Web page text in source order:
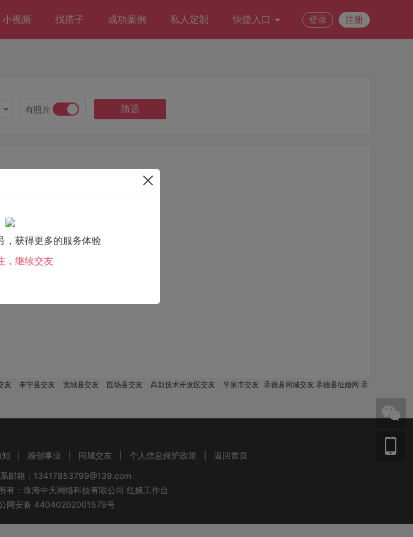
小视频 找搭子 成功案例 私人定制 快捷入口 登录 注册
有照片 筛选
友 丰宁县交友 宽城县交友 围场县交友 高新技术开发区交友 平泉市交友 承德县同城交友 承德县征婚网 承
婚创事业 同城交友 个人信息保护政策
返回首页
邮箱：13417853799@139.com
有： 珠海中天网络科技有限公司 红娘工作台
网安备 44040202001579号
，获得更多的服务体验
，继续交友